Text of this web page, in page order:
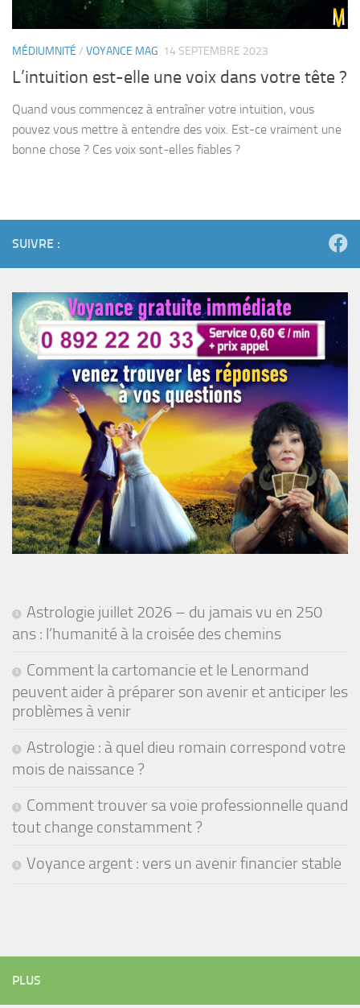
MÉDIUMNITÉ / VOYANCE MAG 14 SEPTEMBRE 2023
L’intuition est-elle une voix dans votre tête ?
Quand vous commencez à entraîner votre intuition, vous
pouvez vous mettre à entendre des voix. Est-ce vraiment une
bonne chose ? Ces voix sont-elles fiables ?
SUIVRE :
Astrologie juillet 2026 – du jamais vu en 250
ans : l’humanité à la croisée des chemins
Comment la cartomancie et le Lenormand
peuvent aider à préparer son avenir et anticiper les
problèmes à venir
Astrologie : à quel dieu romain correspond votre
mois de naissance ?
Comment trouver sa voie professionnelle quand
tout change constamment ?
Voyance argent : vers un avenir financier stable
PLUS